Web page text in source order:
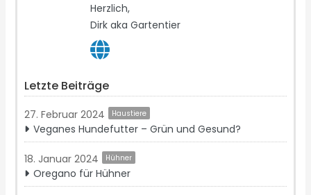
Herzlich,
Dirk aka Gartentier
Letzte Beiträge
27. Februar 2024 Haustiere
Veganes Hundefutter – Grün und Gesund?
18. Januar 2024 Hühner
Oregano für Hühner